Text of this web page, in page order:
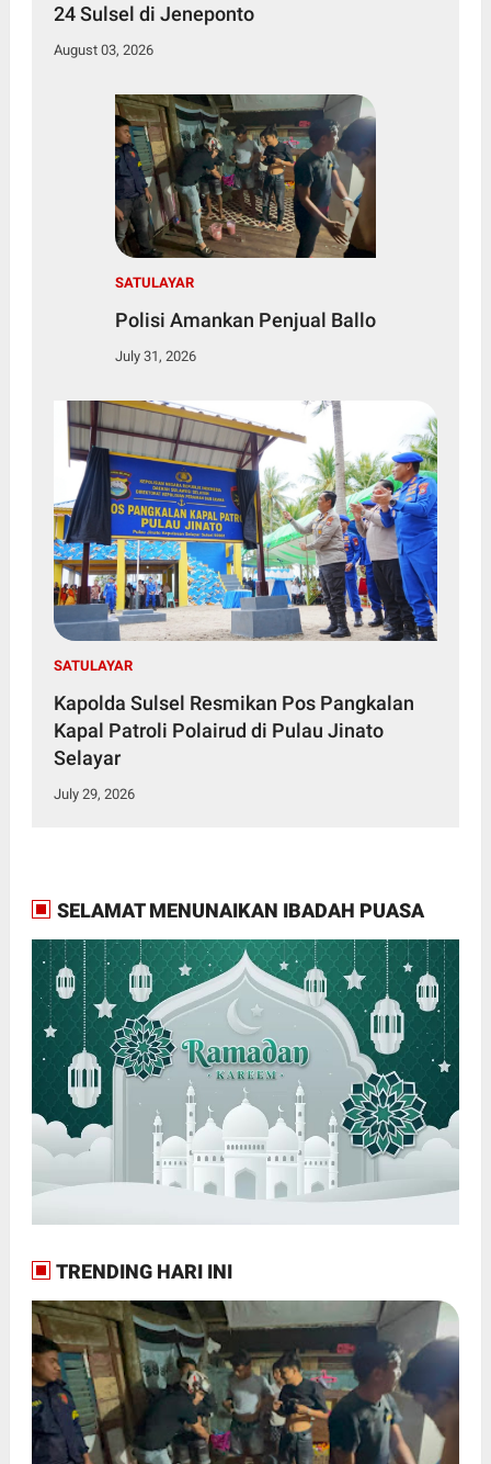
24 Sulsel di Jeneponto
August 03, 2026
SATULAYAR
Polisi Amankan Penjual Ballo
July 31, 2026
SATULAYAR
Kapolda Sulsel Resmikan Pos Pangkalan
Kapal Patroli Polairud di Pulau Jinato
Selayar
July 29, 2026
SELAMAT MENUNAIKAN IBADAH PUASA
TRENDING HARI INI